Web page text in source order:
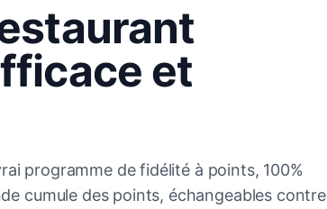
et
programme de fidélité à points, 100%
cumule des points, échangeables contre